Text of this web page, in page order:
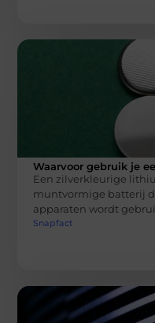
Waarvoor gebruik je
Een zilverkleurige
muntvormige batterij
apparaten wordt
Snapfact